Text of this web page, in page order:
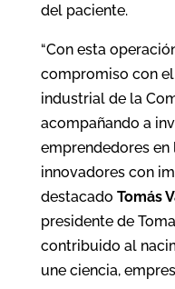
del paciente.
“Con esta
compromiso con
industrial de la
acompañando a
emprendedores
innovadores con
destacado Tomás
presidente de
contribuido al
une ciencia,